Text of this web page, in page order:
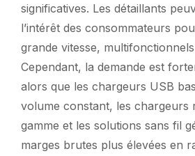
significatives. Les détaillants
l’intérêt des consommateurs
grande vitesse,
Cependant, la demande est
alors que les chargeurs USB
volume constant, les chargeurs
gamme et les solutions sans fil
marges brutes plus élevées en